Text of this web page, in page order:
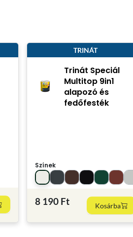
TRINÁT
Trinát Speciál
Multitop 9in1
alapozó és
fedőfesték
Színek
8 190 Ft Kosárba